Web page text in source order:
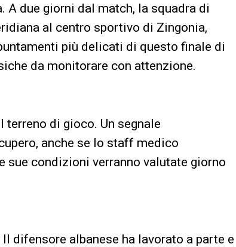
A due giorni dal match, la squadra di
al centro sportivo di Zingonia,
più delicati di questo finale di
da monitorare con attenzione.
di gioco. Un segnale
anche se lo staff medico
sue condizioni verranno valutate giorno
difensore albanese ha lavorato a parte e